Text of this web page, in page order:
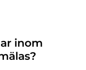
inom